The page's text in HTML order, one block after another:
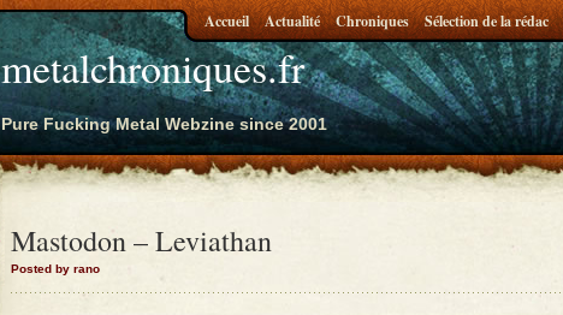
metalchroniques.fr
Pure Fucking Metal Webzine since 2001
Accueil Actualité Chroniques Sélection de la rédac
Mastodon – Leviathan
Posted by rano